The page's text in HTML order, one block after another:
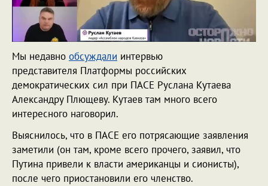
Мы недавно обсуждали интервью
представителя Платформы российских
демократических сил при ПАСЕ Руслана Кутаева
Александру Плющеву. Кутаев там много всего
интересного наговорил.
Выяснилось, что в ПАСЕ его потрясающие заявления
заметили (он там, кроме всего прочего, заявил, что
Путина привели к власти американцы и сионисты),
после чего приостановили его членство.